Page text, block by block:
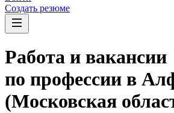
Создать резюме
Работа и вакансии
по профессии в
(Московская